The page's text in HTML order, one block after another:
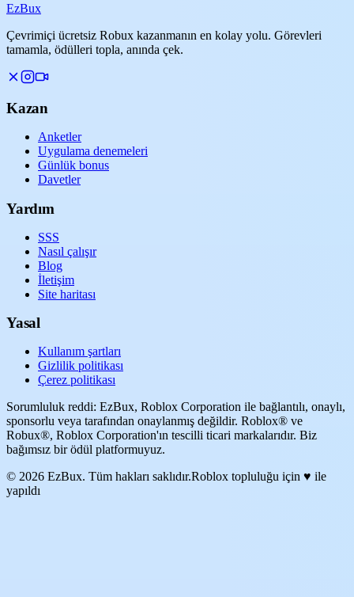
EzBux
Çevrimiçi ücretsiz Robux kazanmanın en kolay yolu. Görevleri
tamamla, ödülleri topla, anında çek.
Kazan
Anketler
Uygulama denemeleri
Günlük bonus
Davetler
Yardım
SSS
Nasıl çalışır
Blog
İletişim
Site haritası
Yasal
Kullanım şartları
Gizlilik politikası
Çerez politikası
Sorumluluk reddi: EzBux, Roblox Corporation ile bağlantılı, onaylı,
sponsorlu veya tarafından onaylanmış değildir. Roblox® ve
Robux®, Roblox Corporation'ın tescilli ticari markalarıdır. Biz
bağımsız bir ödül platformuyuz.
© 2026 EzBux. Tüm hakları saklıdır.Roblox topluluğu için ♥ ile
yapıldı